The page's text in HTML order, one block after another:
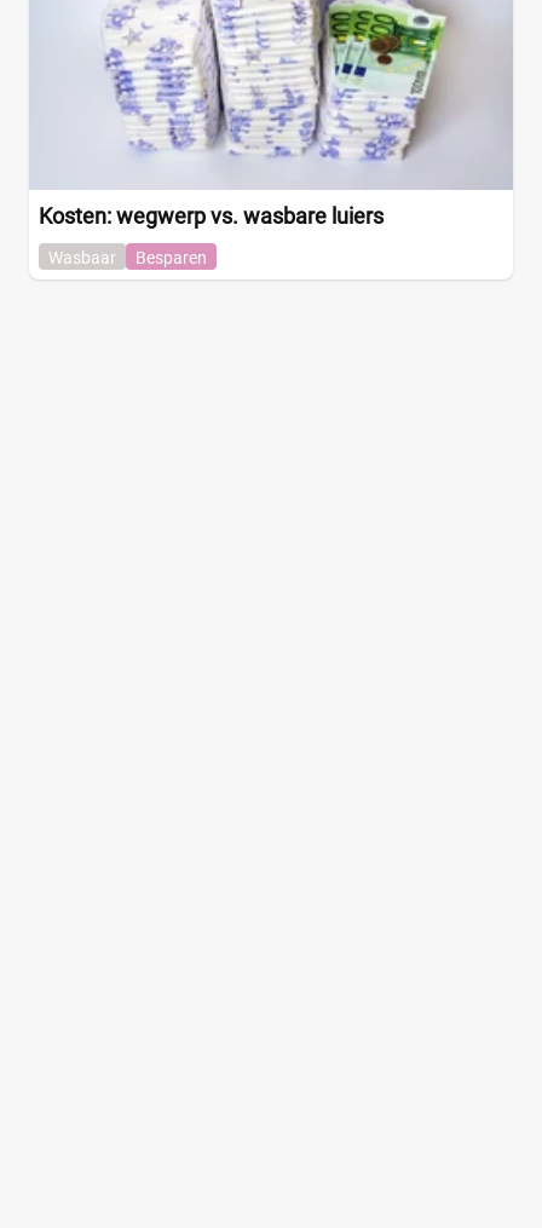
Kosten: wegwerp vs. wasbare luiers
Wasbaar Besparen